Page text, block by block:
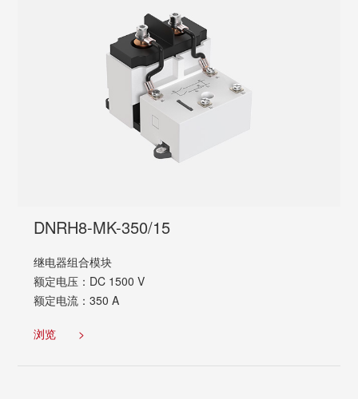
DNRH8-MK-350/15
继电器组合模块
额定电压：DC 1500 V
额定电流：350 A
浏览 >